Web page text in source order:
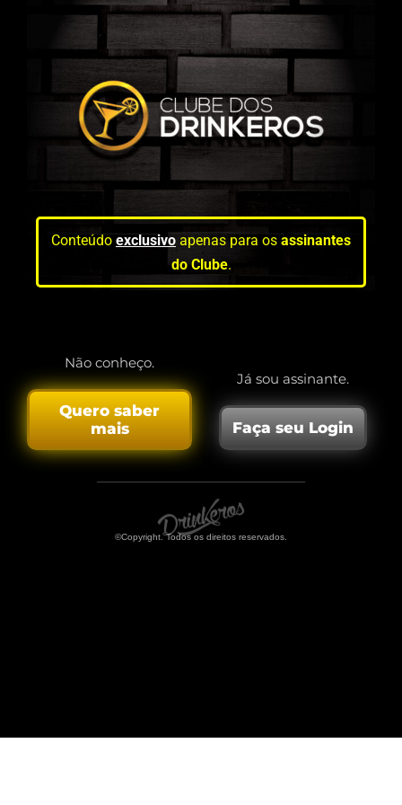
Conteúdo exclusivo apenas para os assinantes
do Clube.
Não conheço.
Quero saber
mais
Já sou assinante.
Faça seu Login
©Copyright. Todos os direitos reservados.